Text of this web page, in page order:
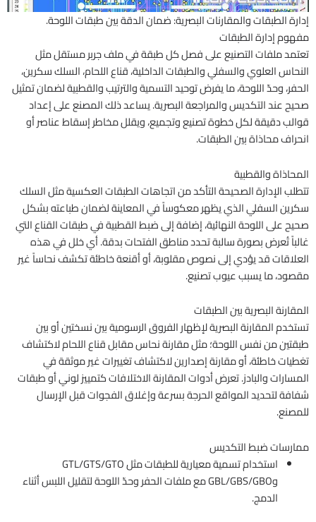
إدارة الطبقات والمقارنات البصرية: ضمان الدقة بين طبقات اللوحة.
مفهوم إدارة الطبقات
تعتمد ملفات التصنيع على فصل كل طبقة في ملف جربر مستقل مثل
النحاس العلوي والسفلي والطبقات الداخلية، قناع اللحام، السلك سكرين،
الحفر، وحدّ اللوحة، ما يفرض توحيد التسمية والترتيب والقطبية لضمان تمثيل
صحيح عند التكديس والمراجعة البصرية. يساعد ذلك المصنع على إعداد
قوالب دقيقة لكل خطوة تصنيع وتجميع، ويقلل مخاطر إسقاط عناصر أو
انحراف محاذاة بين الطبقات.
المحاذاة والقطبية
تتطلب الإدارة الصحيحة التأكد من اتجاهات الطبقات العكسية مثل السلك
سكرين السفلي الذي يظهر معكوساً في المعاينة لضمان طباعته بشكل
صحيح على اللوحة النهائية، إضافة إلى ضبط القطبية في طبقات القناع التي
غالباً تُعرض بصورة سالبة تحدد مناطق الفتحات بدقة. أي خلل في هذه
العلاقات قد يؤدي إلى نصوص مقلوبة، أو أقنعة خاطئة تكشف نحاساً غير
مقصود، ما يسبب عيوب تصنيع.
المقارنة البصرية بين الطبقات
تستخدم المقارنة البصرية لإظهار الفروق الرسومية بين نسختين أو بين
طبقتين من نفس اللوحة؛ مثل مقارنة نحاس مقابل قناع اللحام لاكتشاف
تغطيات خاطئة، أو مقارنة إصدارين لاكتشاف تغييرات غير موثقة في
المسارات والبادز. تعرض أدوات المقارنة الاختلافات كتمييز لوني أو طبقات
شفافة لتحديد المواقع الحرجة بسرعة وإغلاق الفجوات قبل الإرسال
للمصنع.
ممارسات ضبط التكديس
استخدام تسمية معيارية للطبقات مثل GTL/GTS/GTO
وGBL/GBS/GBO مع ملفات الحفر وحدّ اللوحة لتقليل اللبس أثناء
الدمج.